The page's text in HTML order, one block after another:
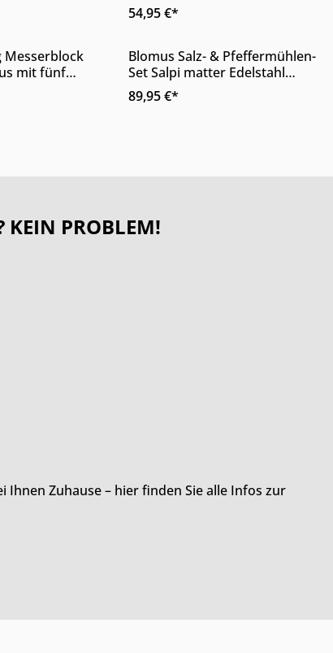
6-teilig
Höhe 35 cm
54,95 €*
benutze die Schaltflächen, um
Wert ein oder benutze
Anzahl: Gib den gewünschten
Messerblock
mit fünf
23 cm
erhältlich
Produkt Anzahl:
Blomus Salz- & Pfeffermühlen-
Set Salpi matter Edelstahl
zweiteilig
89,95 €*
KEIN PROBLEM!
Zuhause – hier finden Sie alle Infos zur